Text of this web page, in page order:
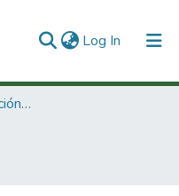
Log In (current)
3. Recursos de Información Científica y Tecnológica